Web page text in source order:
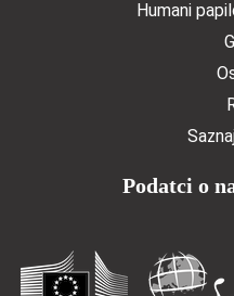
Humani
Podatci o